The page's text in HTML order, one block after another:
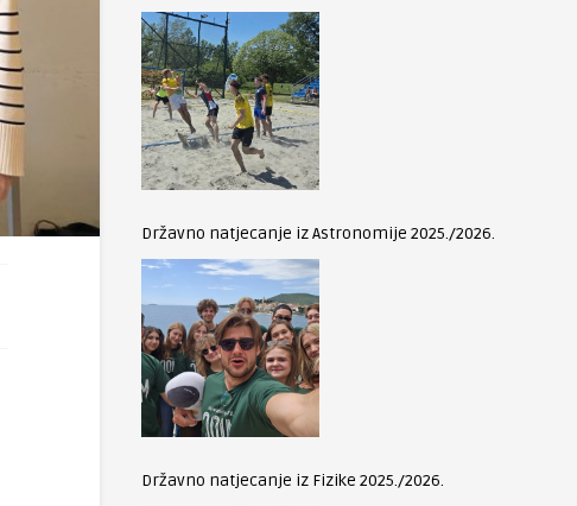
Državno natjecanje iz Astronomije 2025./2026.
Državno natjecanje iz Fizike 2025./2026.